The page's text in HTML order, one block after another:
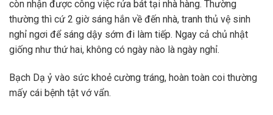
còn nhận được công việc rửa bát tại nhà hàng. Thường
thường thì cứ 2 giờ sáng hắn về đến nhà, tranh thủ vệ sinh
nghỉ ngơi để sáng dậy sớm đi làm tiếp. Ngay cả chủ nhật
giống như thứ hai, không có ngày nào là ngày nghỉ.
Bạch Dạ ỷ vào sức khoẻ cường tráng, hoàn toàn coi thường
mấy cái bệnh tật vớ vẩn.